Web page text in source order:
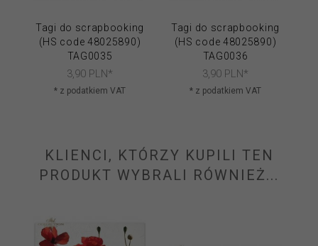
Tagi do scrapbooking
(HS code 48025890)
TAG0035
3,90 PLN*
* z podatkiem VAT
Tagi do scrapbooking
(HS code 48025890)
TAG0036
3,90 PLN*
* z podatkiem VAT
KLIENCI, KTÓRZY KUPILI TEN
PRODUKT WYBRALI RÓWNIEŻ...